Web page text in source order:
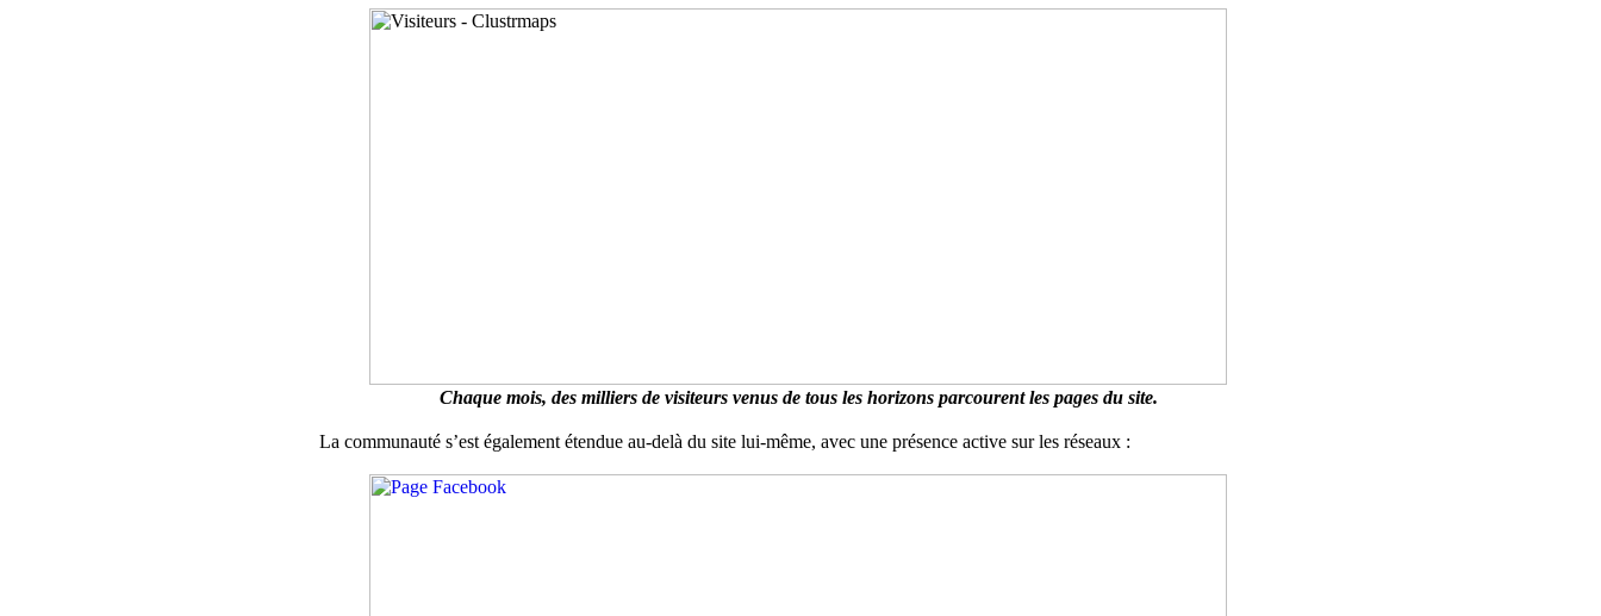
Chaque mois, des milliers de visiteurs venus de tous les horizons parcourent les pages du site.
La communauté s’est également étendue au-delà du site lui-même, avec une présence active sur les réseaux :